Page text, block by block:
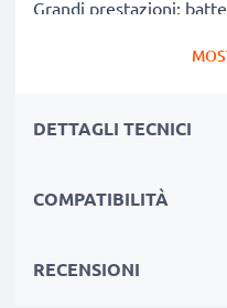
Grandi prestazioni:
superano quelle della
scarica.
DETTAGLI TECNICI
COMPATIBILITÀ
RECENSIONI